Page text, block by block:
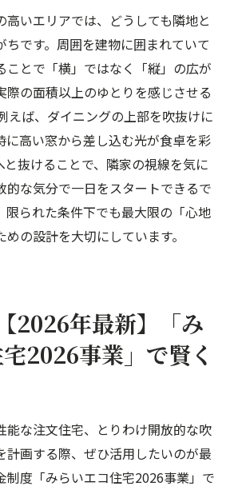
高いエリアでは、どうしても隣地と
ちです。周囲を建物に囲まれていて
ことで「横」ではなく「縦」の広が
際の面積以上のゆとりを感じさせる
えば、ダイニングの上部を吹抜けに
に高い窓から差し込む光が食卓を彩
と抜けることで、隣家の視線を気に
的な気分で一日をスタートできるで
限られた条件下でも最大限の「心地
の設計を大切にしています。
2026年最新】「み
2026事業」で賢く
能な注文住宅、とりわけ開放的な吹
計画する際、ぜひ活用したいのが最
制度「みらいエコ住宅2026事業」で